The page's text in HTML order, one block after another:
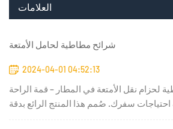
العلامات
شرائح مطاطية لحامل الأمتعة
2024-04-01 04:52:13
لحزام نقل الأمتعة في المطار – قمة الراحة
احتياجات سفرك. صُمم هذا المنتج الرائع بدقة